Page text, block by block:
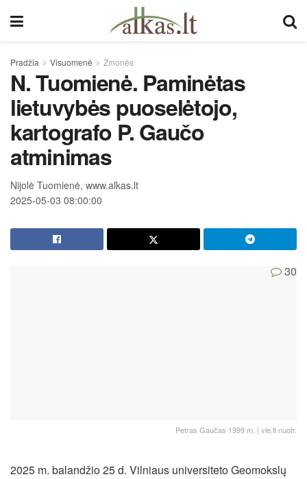
Pradžia Visuomenė Žmonės
N. Tuomienė. Paminėtas
lietuvybės puoselėtojo,
kartografo P. Gaučo
atminimas
Nijolė Tuomienė, www.alkas.lt
2025-05-03 08:00:00
30
Petras Gaučas 1999 m. | vle.lt nuotr.
2025 m. balandžio 25 d. Vilniaus universiteto Geomokslų